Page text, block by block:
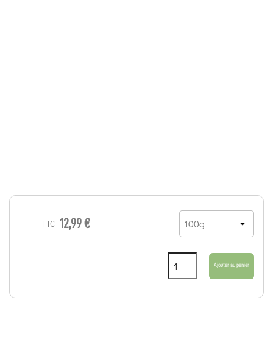
TTC 12,99 €
Ajouter au panier